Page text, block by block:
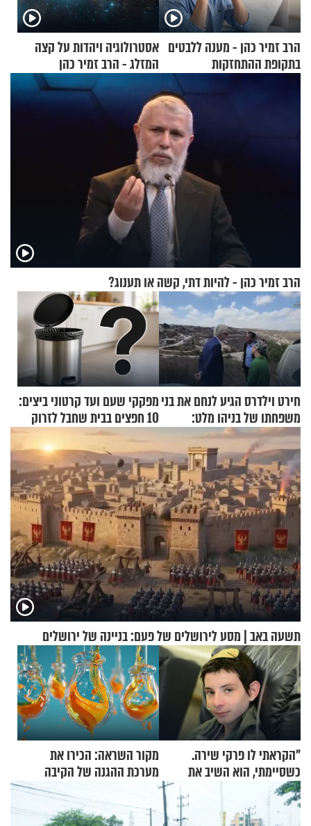
הרב זמיר כהן - מענה ללבטים
בתקופת ההתחזקות
אסטרולוגיה ויהדות על קצה
המזלג - הרב זמיר כהן
הרב זמיר כהן - להיות דתי, קשה או תענוג?
חירט וילדרס הגיע לנחם את בני
משפחתו של בניהו מלט:
"מיליונים באירופה תומכים
בכם"
מפקקי שעם ועד קרטוני ביצים:
10 חפצים בבית שחבל לזרוק
לפח
תשעה באב | מסע לירושלים של פעם: בניינה של ירושלים
"הקראתי לו פרקי שירה.
כשסיימתי, הוא השיב את
נשמתו לבורא"
מקור השראה: הכירו את
מערכת ההגנה של הקיבה